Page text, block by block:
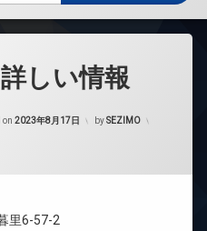
しい情報
on 2023年8月17日 bySEZIMO
里6-57-2